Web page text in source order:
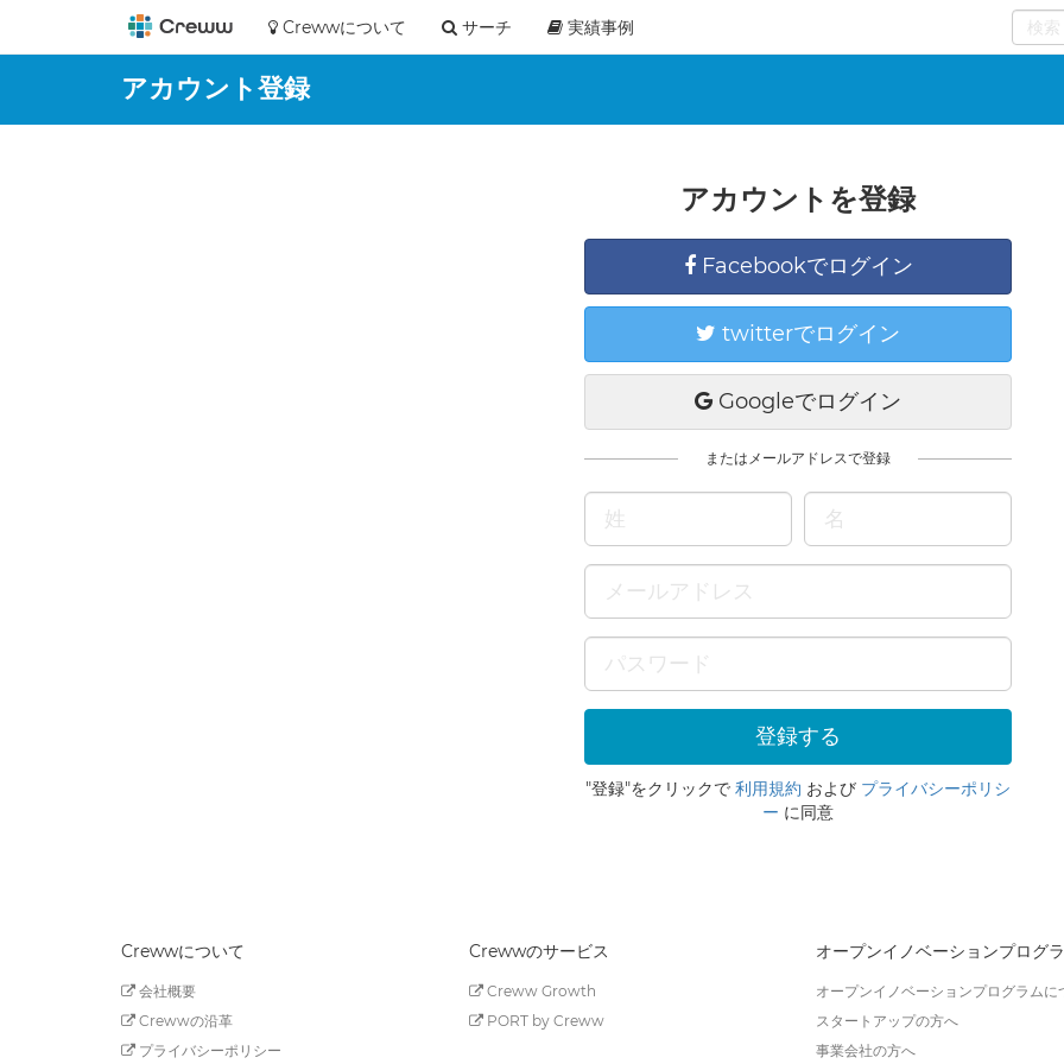
Crewwについて サーチ 実績事例
0
アカウント登録
アカウントを登録
Facebookでログイン
twitterでログイン
Googleでログイン
またはメールアドレスで登録
"登録"をクリックで 利用規約 および プライバシーポリシ
ー に同意
Crewwについて
会社概要
Crewwの沿革
プライバシーポリシー
Crewwのサービス
Creww Growth
PORT by Creww
オープンイノベーションプログ
オープンイノベーションプログラムに
スタートアップの方へ
事業会社の方へ